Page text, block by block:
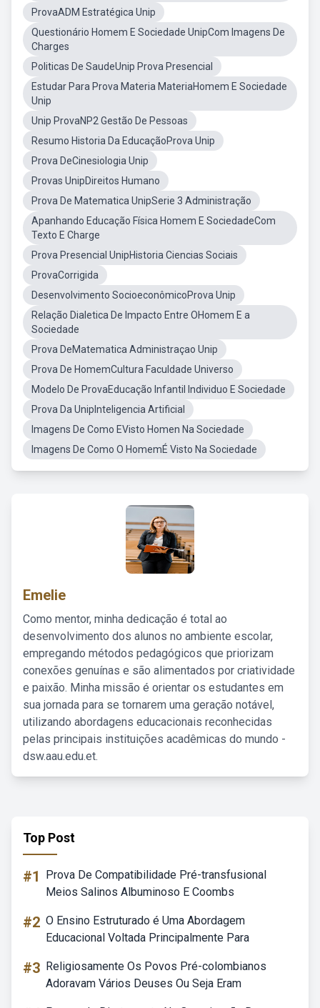
ProvaADM Estratégica Unip
Questionário Homem E Sociedade UnipCom Imagens De
Charges
Politicas De SaudeUnip Prova Presencial
Estudar Para Prova Materia MateriaHomem E Sociedade
Unip
Unip ProvaNP2 Gestão De Pessoas
Resumo Historia Da EducaçãoProva Unip
Prova DeCinesiologia Unip
Provas UnipDireitos Humano
Prova De Matematica UnipSerie 3 Administração
Apanhando Educação Física Homem E SociedadeCom
Texto E Charge
Prova Presencial UnipHistoria Ciencias Sociais
ProvaCorrigida
Desenvolvimento SocioeconômicoProva Unip
Relação Dialetica De Impacto Entre OHomem E a
Sociedade
Prova DeMatematica Administraçao Unip
Prova De HomemCultura Faculdade Universo
Modelo De ProvaEducação Infantil Individuo E Sociedade
Prova Da UnipInteligencia Artificial
Imagens De Como EVisto Homen Na Sociedade
Imagens De Como O HomemÉ Visto Na Sociedade
Emelie
Como mentor, minha dedicação é total ao
desenvolvimento dos alunos no ambiente escolar,
empregando métodos pedagógicos que priorizam
conexões genuínas e são alimentados por criatividade
e paixão. Minha missão é orientar os estudantes em
sua jornada para se tornarem uma geração notável,
utilizando abordagens educacionais reconhecidas
pelas principais instituições acadêmicas do mundo -
dsw.aau.edu.et.
Top Post
#1
Prova De Compatibilidade Pré-transfusional
Meios Salinos Albuminoso E Coombs
#2 O Ensino Estruturado é Uma Abordagem
Educacional Voltada Principalmente Para
#3 Religiosamente Os Povos Pré-colombianos
Adoravam Vários Deuses Ou Seja Eram